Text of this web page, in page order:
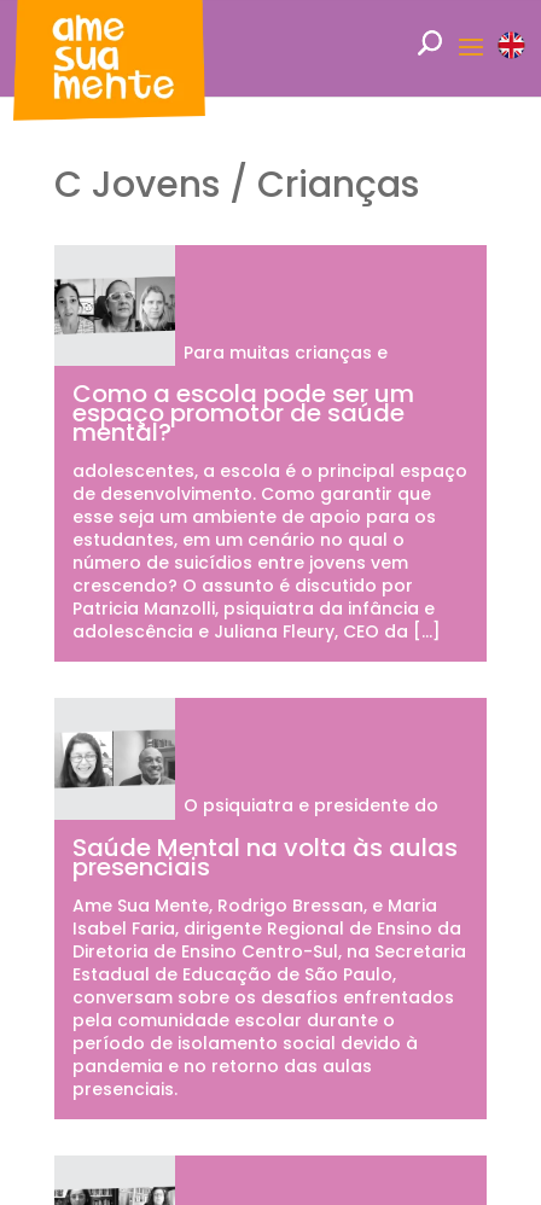
C Jovens / Crianças
Como a escola pode ser um
espaço promotor de saúde
mental?
Para muitas crianças e
adolescentes, a escola é o principal espaço
de desenvolvimento. Como garantir que
esse seja um ambiente de apoio para os
estudantes, em um cenário no qual o
número de suicídios entre jovens vem
crescendo? O assunto é discutido por
Patricia Manzolli, psiquiatra da infância e
adolescência e Juliana Fleury, CEO da […]
Saúde Mental na volta às aulas
presenciais
O psiquiatra e presidente do
Ame Sua Mente, Rodrigo Bressan, e Maria
Isabel Faria, dirigente Regional de Ensino da
Diretoria de Ensino Centro-Sul, na Secretaria
Estadual de Educação de São Paulo,
conversam sobre os desafios enfrentados
pela comunidade escolar durante o
período de isolamento social devido à
pandemia e no retorno das aulas
presenciais.